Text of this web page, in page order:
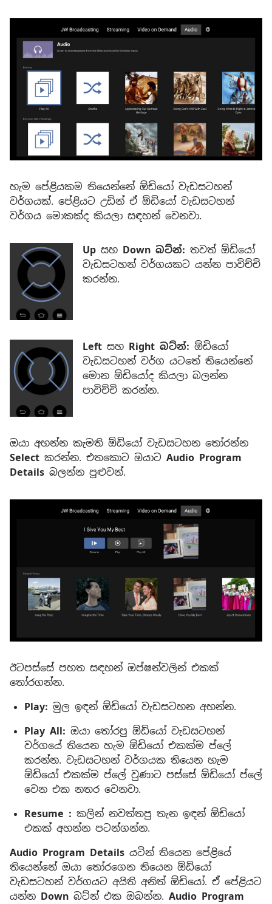
හැම පේළියකම තියෙන්නේ ඕඩියෝ වැඩසටහන්
වර්ගයක්. පේළියට උඩින් ඒ ඕඩියෝ වැඩසටහන්
වර්ගය මොකක්ද කියලා සඳහන් වෙනවා.
Up සහ Down බට්න්: තවත් ඕඩියෝ
වැඩසටහන් වර්ගයකට යන්න පාවිච්චි
කරන්න.
Left සහ Right බට්න්: ඕඩියෝ
වැඩසටහන් වර්ග යටතේ තියෙන්නේ
මොන ඕඩියෝද කියලා බලන්න
පාවිච්චි කරන්න.
ඔයා අහන්න කැමති ඕඩියෝ වැඩසටහන තෝරන්න
Select කරන්න. එතකොට ඔයාට Audio Program
Details බලන්න පුළුවන්.
ඊටපස්සේ පහත සඳහන් ඔප්ෂන්වලින් එකක්
තෝරගන්න.
Play: මුල ඉඳන් ඕඩියෝ වැඩසටහන අහන්න.
Play All: ඔයා තෝරපු ඕඩියෝ වැඩසටහන්
වර්ගයේ තියෙන හැම ඕඩියෝ එකක්ම ප්ලේ
කරන්න. වැඩසටහන් වර්ගයක තියෙන හැම
ඕඩියෝ එකක්ම ප්ලේ වුණාට පස්සේ ඕඩියෝ ප්ලේ
වෙන එක නතර වෙනවා.
Resume : කලින් නවත්තපු තැන ඉඳන් ඕඩියෝ
එකක් අහන්න පටන්ගන්න.
Audio Program Details යටින් තියෙන පේළියේ
තියෙන්නේ ඔයා තෝරගෙන තියෙන ඕඩියෝ
වැඩසටහන් වර්ගයට අයිති අනිත් ඕඩියෝ. ඒ පේළියට
යන්න Down බට්න් එක ඔබන්න. Audio Program